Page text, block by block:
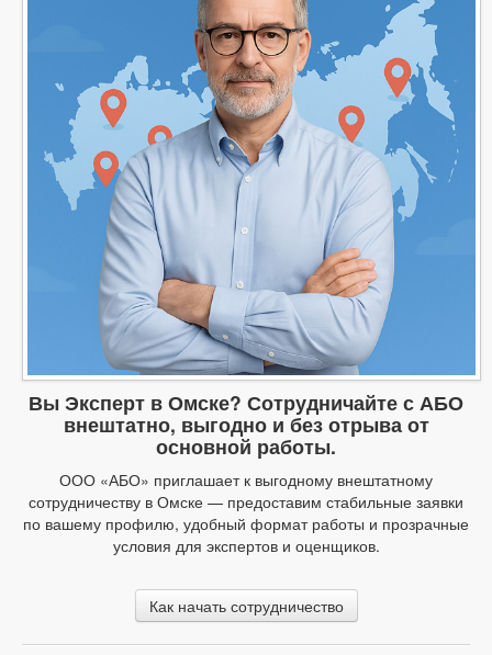
Вы Эксперт в Омске? Сотрудничайте с АБО
внештатно, выгодно и без отрыва от
основной работы.
ООО «АБО» приглашает к выгодному внештатному
сотрудничеству в Омске — предоставим стабильные заявки
по вашему профилю, удобный формат работы и прозрачные
условия для экспертов и оценщиков.
Как начать сотрудничество